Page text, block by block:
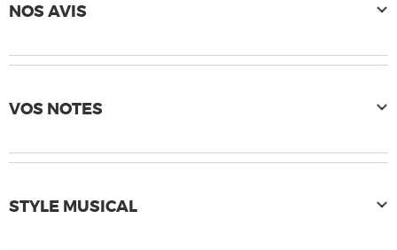
NOS AVIS
VOS NOTES
STYLE MUSICAL